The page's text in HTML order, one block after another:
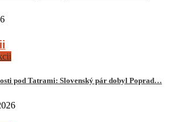
pod Tatrami: Slovenský pár dobyl Poprad…